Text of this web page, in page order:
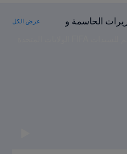
الحاسمة و
عرض الكل